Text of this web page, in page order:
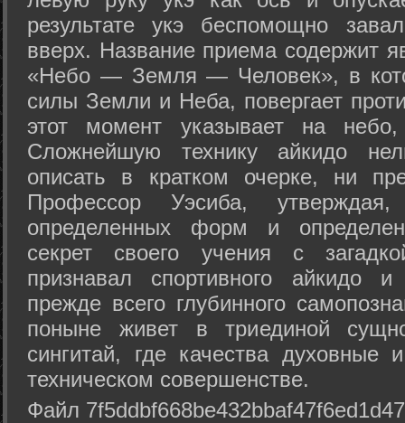
результате укэ беспомощно
вверх. Название приема содержит
«Небо — Земля — Человек», в
силы Земли и Неба, повергает
этот момент указывает на
Сложнейшую технику айкидо
описать в кратком очерке, ни
Профессор Уэсиба,
определенных форм и
секрет своего учения с
признавал спортивного айкидо
прежде всего глубинного
поныне живет в триединой
сингитай, где качества духовные
техническом совершенстве.
Файл